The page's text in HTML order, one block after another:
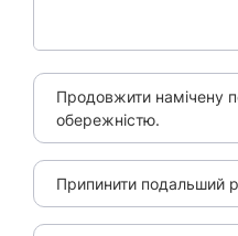
Продовжити намічену
обережністю.
Припинити подальший